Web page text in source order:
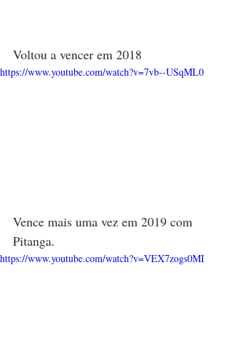
Voltou a vencer em 2018
https://www.youtube.com/watch?v=7vb--USqML0
Vence mais uma vez em 2019 com
Pitanga.
https://www.youtube.com/watch?v=VEX7zogs0MI